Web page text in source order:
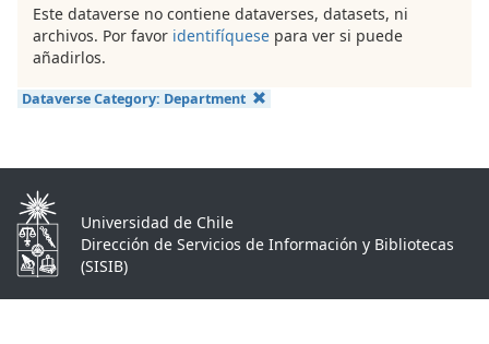
Este dataverse no contiene dataverses, datasets, ni
archivos. Por favor identifíquese para ver si puede
añadirlos.
Dataverse Category: Department
Universidad de Chile
Dirección de Servicios de Información y Bibliotecas
(SISIB)